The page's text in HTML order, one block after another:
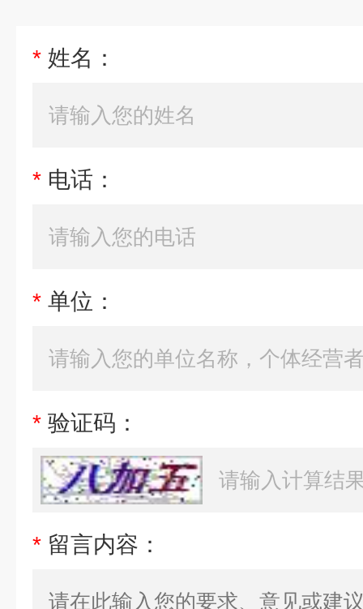
* 姓名：
* 电话：
* 单位：
* 验证码：
* 留言内容：